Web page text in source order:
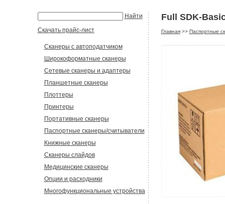
Найти
Скачать прайс-лист
Сканеры с автоподатчиком
Широкоформатные сканеры
Сетевые сканеры и адаптеры
Планшетные сканеры
Плоттеры
Принтеры
Портативные сканеры
Паспортные сканеры/считыватели
Книжные сканеры
Сканеры слайдов
Медицинские сканеры
Опции и расходники
Многофункциональные устройства
Full SDK-
Главная>> Паспортные